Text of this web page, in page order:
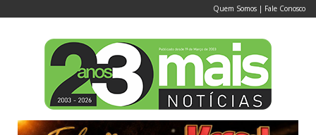
Quem Somos | Fale Conosco